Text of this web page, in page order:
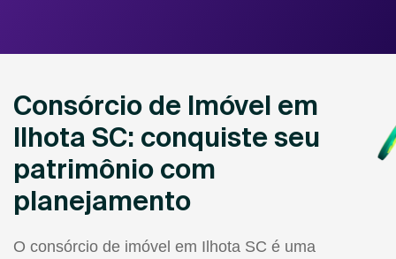
Consórcio de Imóvel em
Ilhota SC: conquiste seu
patrimônio com
planejamento
O consórcio de imóvel em Ilhota SC é uma